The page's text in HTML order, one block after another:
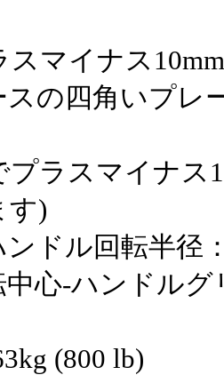
スマイナス10mm
の四角いプレ
ラスマイナス
す)
ドル回転半径
-ハンドルグ
(800 lb)